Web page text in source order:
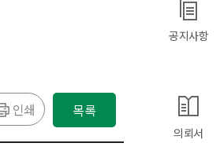
인쇄 목록
공지사항
의뢰서